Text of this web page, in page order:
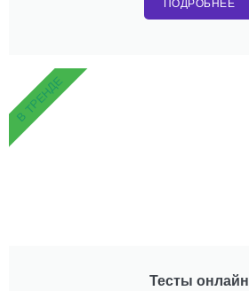
ПОДРОБНЕЕ
Тесты онлайн
В ТРЕНДЕ